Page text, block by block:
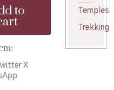
to
X
Temples
Trekking